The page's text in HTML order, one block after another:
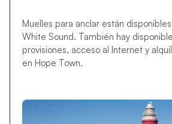
Muelles para anclar están
White Sound. También hay
provisiones, acceso al Internet y
en Hope Town.